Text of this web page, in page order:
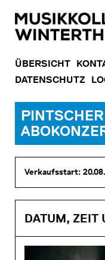
ÜBERSICHT
DATENSCHUTZ
Verkaufsstart:
DATUM, ZEIT